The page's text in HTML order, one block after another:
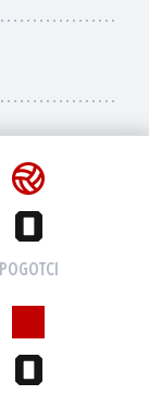
0
POGOTCI
0